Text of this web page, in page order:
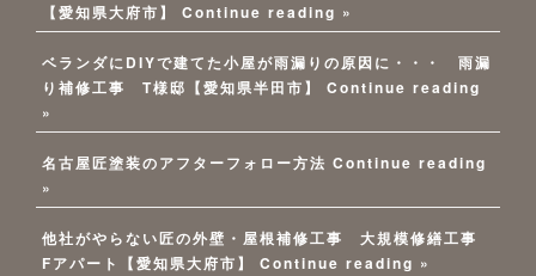
【愛知県大府市】
Continue reading »
ベランダにDIYで建てた小屋が雨漏りの原因に・・・ 雨漏
り補修工事 T様邸【愛知県半田市】
Continue reading
»
名古屋匠塗装のアフターフォロー方法 Continue reading
»
他社がやらない匠の外壁・屋根補修工事 大規模修繕工事
Fアパート【愛知県大府市】
Continue reading »